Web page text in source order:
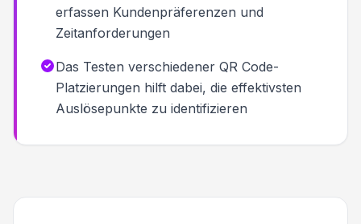
erfassen Kundenpräferenzen und
Zeitanforderungen
Das Testen verschiedener QR Code-
Platzierungen hilft dabei, die effektivsten
Auslösepunkte zu identifizieren